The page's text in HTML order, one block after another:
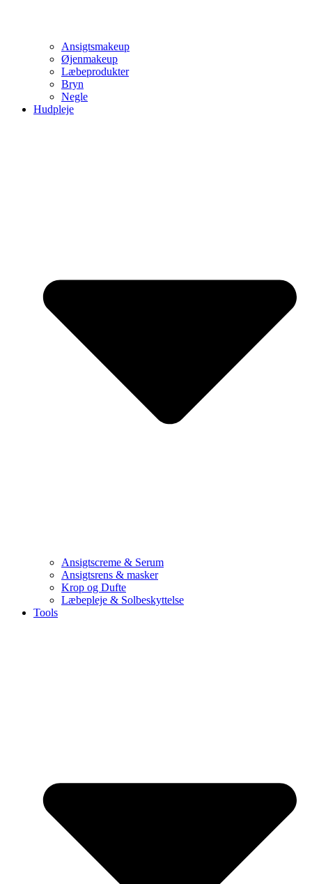
Ansigtsmakeup
Øjenmakeup
Læbeprodukter
Bryn
Negle
Hudpleje
Ansigtscreme & Serum
Ansigtsrens & masker
Krop og Dufte
Læbepleje & Solbeskyttelse
Tools